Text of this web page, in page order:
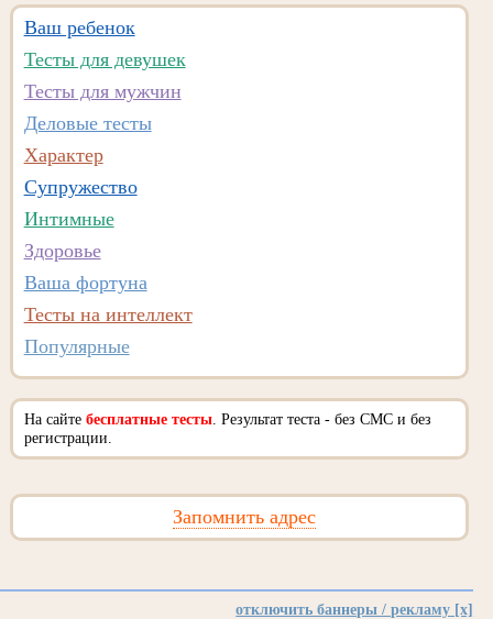
Ваш ребенок
Тесты для девушек
Тесты для мужчин
Деловые тесты
Характер
Супружество
Интимные
Здоровье
Ваша фортуна
Тесты на интеллект
Популярные
На сайте бесплатные тесты. Результат теста - без СМС и без
регистрации.
Запомнить адрес
отключить баннеры / рекламу [x]